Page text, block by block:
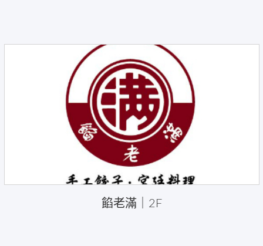
餡老滿｜2F